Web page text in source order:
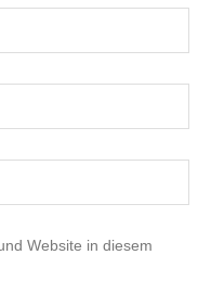
Website in diesem